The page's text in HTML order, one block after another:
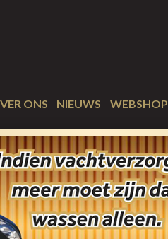
ONS NIEUWS WEBSHOP